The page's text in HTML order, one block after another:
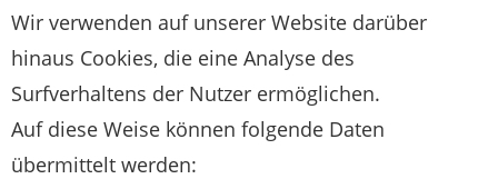
Wir verwenden auf unserer Website darüber
hinaus Cookies, die eine Analyse des
Surfverhaltens der Nutzer ermöglichen.
Auf diese Weise können folgende Daten
übermittelt werden: